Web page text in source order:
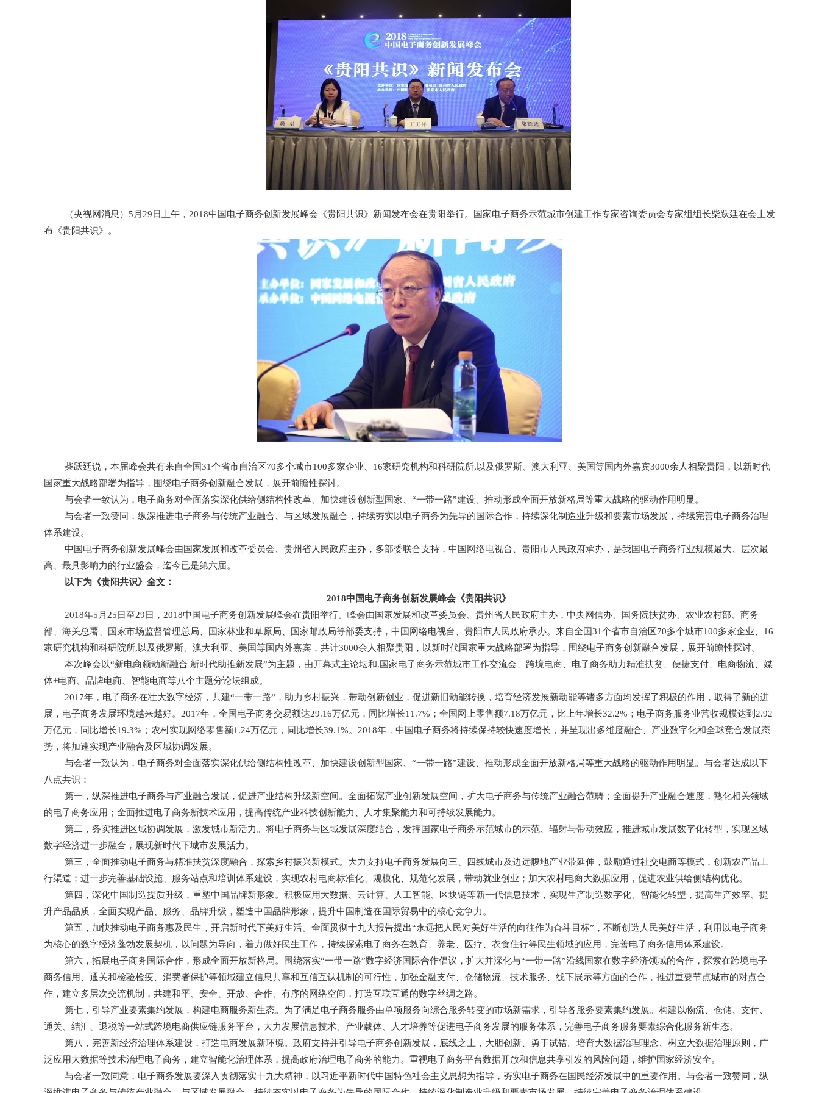
（央视网消息）5月29日上午，2018中国电子商务创新发展峰会《贵阳共识》新闻发布会在贵阳举行。国家电子商务示范城市创建工作专家咨询委员会专家组组长柴跃廷在会上发
布《贵阳共识》。
柴跃廷说，本届峰会共有来自全国31个省市自治区70多个城市100多家企业、16家研究机构和科研院所,以及俄罗斯、澳大利亚、美国等国内外嘉宾3000余人相聚贵阳，以新时代
国家重大战略部署为指导，围绕电子商务创新融合发展，展开前瞻性探讨。
与会者一致认为，电子商务对全面落实深化供给侧结构性改革、加快建设创新型国家、“一带一路”建设、推动形成全面开放新格局等重大战略的驱动作用明显。
与会者一致赞同，纵深推进电子商务与传统产业融合、与区域发展融合，持续夯实以电子商务为先导的国际合作，持续深化制造业升级和要素市场发展，持续完善电子商务治理
体系建设。
中国电子商务创新发展峰会由国家发展和改革委员会、贵州省人民政府主办，多部委联合支持，中国网络电视台、贵阳市人民政府承办，是我国电子商务行业规模最大、层次最
高、最具影响力的行业盛会，迄今已是第六届。
以下为《贵阳共识》全文：
2018中国电子商务创新发展峰会《贵阳共识》
2018年5月25日至29日，2018中国电子商务创新发展峰会在贵阳举行。峰会由国家发展和改革委员会、贵州省人民政府主办，中央网信办、国务院扶贫办、农业农村部、商务
部、海关总署、国家市场监督管理总局、国家林业和草原局、国家邮政局等部委支持，中国网络电视台、贵阳市人民政府承办。来自全国31个省市自治区70多个城市100多家企业、16
家研究机构和科研院所,以及俄罗斯、澳大利亚、美国等国内外嘉宾，共计3000余人相聚贵阳，以新时代国家重大战略部署为指导，围绕电子商务创新融合发展，展开前瞻性探讨。
本次峰会以“新电商领动新融合 新时代助推新发展”为主题，由开幕式主论坛和.国家电子商务示范城市工作交流会、跨境电商、电子商务助力精准扶贫、便捷支付、电商物流、媒
体+电商、品牌电商、智能电商等八个主题分论坛组成。
2017年，电子商务在壮大数字经济，共建“一带一路”，助力乡村振兴，带动创新创业，促进新旧动能转换，培育经济发展新动能等诸多方面均发挥了积极的作用，取得了新的进
展，电子商务发展环境越来越好。2017年，全国电子商务交易额达29.16万亿元，同比增长11.7%；全国网上零售额7.18万亿元，比上年增长32.2%；电子商务服务业营收规模达到2.92
万亿元，同比增长19.3%；农村实现网络零售额1.24万亿元，同比增长39.1%。2018年，中国电子商务将持续保持较快速度增长，并呈现出多维度融合、产业数字化和全球竞合发展态
势，将加速实现产业融合及区域协调发展。
与会者一致认为，电子商务对全面落实深化供给侧结构性改革、加快建设创新型国家、“一带一路”建设、推动形成全面开放新格局等重大战略的驱动作用明显。与会者达成以下
八点共识：
第一，纵深推进电子商务与产业融合发展，促进产业结构升级新空间。全面拓宽产业创新发展空间，扩大电子商务与传统产业融合范畴；全面提升产业融合速度，熟化相关领域
的电子商务应用；全面推进电子商务新技术应用，提高传统产业科技创新能力、人才集聚能力和可持续发展能力。
第二，务实推进区域协调发展，激发城市新活力。将电子商务与区域发展深度结合，发挥国家电子商务示范城市的示范、辐射与带动效应，推进城市发展数字化转型，实现区域
数字经济进一步融合，展现新时代下城市发展活力。
第三，全面推动电子商务与精准扶贫深度融合，探索乡村振兴新模式。大力支持电子商务发展向三、四线城市及边远腹地产业带延伸，鼓励通过社交电商等模式，创新农产品上
行渠道；进一步完善基础设施、服务站点和培训体系建设，实现农村电商标准化、规模化、规范化发展，带动就业创业；加大农村电商大数据应用，促进农业供给侧结构优化。
第四，深化中国制造提质升级，重塑中国品牌新形象。积极应用大数据、云计算、人工智能、区块链等新一代信息技术，实现生产制造数字化、智能化转型，提高生产效率、提
升产品品质，全面实现产品、服务、品牌升级，塑造中国品牌形象，提升中国制造在国际贸易中的核心竞争力。
第五，加快推动电子商务惠及民生，开启新时代下美好生活。全面贯彻十九大报告提出“永远把人民对美好生活的向往作为奋斗目标”，不断创造人民美好生活，利用以电子商务
为核心的数字经济蓬勃发展契机，以问题为导向，着力做好民生工作，持续探索电子商务在教育、养老、医疗、衣食住行等民生领域的应用，完善电子商务信用体系建设。
第六，拓展电子商务国际合作，形成全面开放新格局。围绕落实“一带一路”数字经济国际合作倡议，扩大并深化与“一带一路”沿线国家在数字经济领域的合作，探索在跨境电子
商务信用、通关和检验检疫、消费者保护等领域建立信息共享和互信互认机制的可行性，加强金融支付、仓储物流、技术服务、线下展示等方面的合作，推进重要节点城市的对点合
作，建立多层次交流机制，共建和平、安全、开放、合作、有序的网络空间，打造互联互通的数字丝绸之路。
第七，引导产业要素集约发展，构建电商服务新生态。为了满足电子商务服务由单项服务向综合服务转变的市场新需求，引导各服务要素集约发展。构建以物流、仓储、支付、
通关、结汇、退税等一站式跨境电商供应链服务平台，大力发展信息技术、产业载体、人才培养等促进电子商务发展的服务体系，完善电子商务服务要素综合化服务新生态。
第八，完善新经济治理体系建设，打造电商发展新环境。政府支持并引导电子商务创新发展，底线之上，大胆创新、勇于试错。培育大数据治理理念、树立大数据治理原则，广
泛应用大数据等技术治理电子商务，建立智能化治理体系，提高政府治理电子商务的能力。重视电子商务平台数据开放和信息共享引发的风险问题，维护国家经济安全。
与会者一致同意，电子商务发展要深入贯彻落实十九大精神，以习近平新时代中国特色社会主义思想为指导，夯实电子商务在国民经济发展中的重要作用。与会者一致赞同，纵